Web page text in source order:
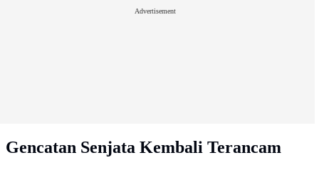
Advertisement
Gencatan Senjata Kembali Terancam